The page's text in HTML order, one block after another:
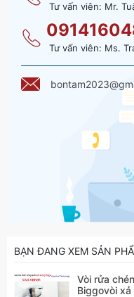
Tư vấn viên: Mr.
Tư vấn viên: Ms.
BẠN ĐANG XEM SẢN
Vòi rửa
Biggovòi xả